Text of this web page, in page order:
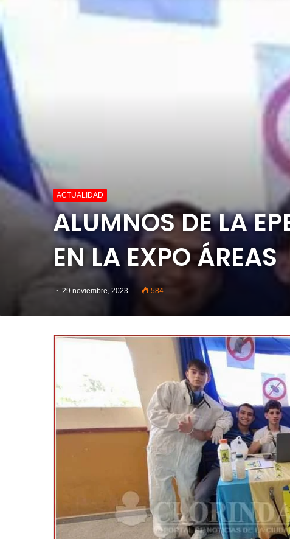
ACTUALIDAD
ALUMNOS DE LA
EN LA EXPO ÁREAS
29 noviembre, 2023 584